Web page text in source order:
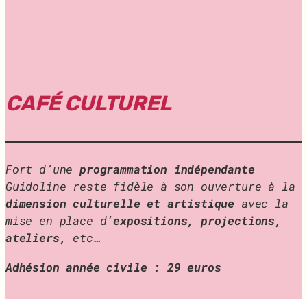
CAFÉ CULTUREL
Fort d’uneprogrammation indépendante
Guidoline reste fidèle à son ouverture à la
dimension culturelle et artistique avec la
mise en place d’expositions, projections,
ateliers,
etc…
Adhésion année civile : 29 euros